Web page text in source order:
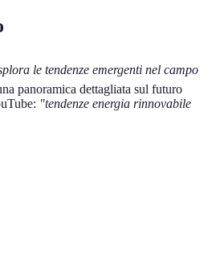
le tendenze emergenti nel campo
panoramica dettagliata sul futuro
"tendenze energia rinnovabile